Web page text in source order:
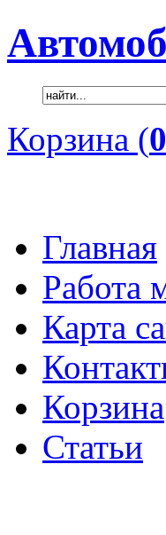
Корзина (0
Главная
Работа
Карта
Корзина
Статьи